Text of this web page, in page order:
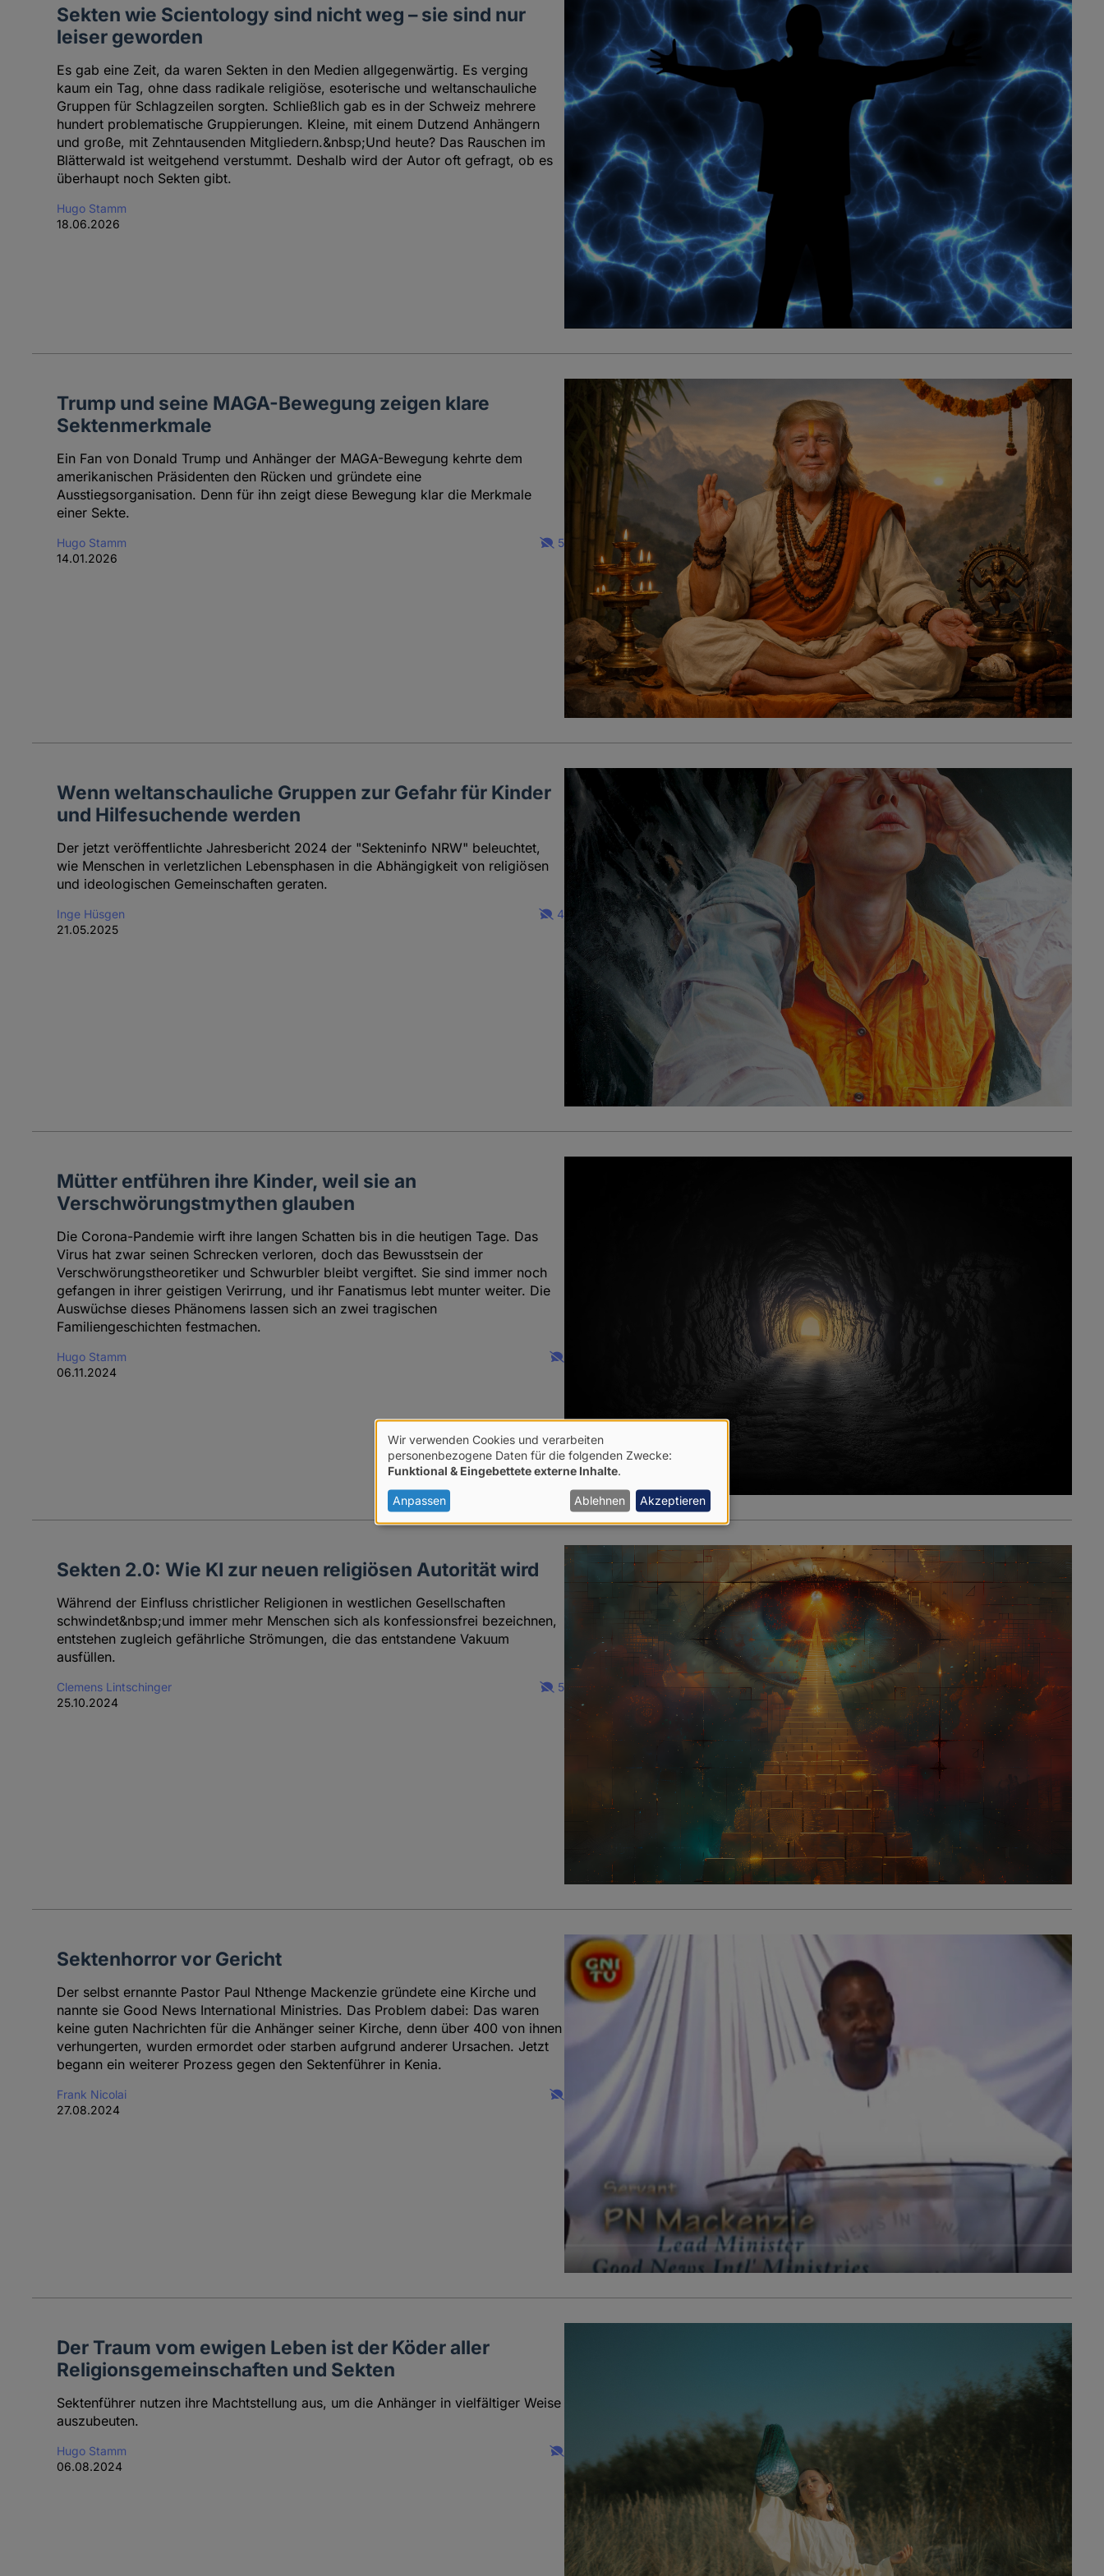
Sekten wie Scientology sind nicht weg – sie sind nur
leiser geworden
Es gab eine Zeit, da waren Sekten in den Medien allgegenwärtig. Es verging
kaum ein Tag, ohne dass radikale religiöse, esoterische und weltanschauliche
Gruppen für Schlagzeilen sorgten. Schließlich gab es in der Schweiz mehrere
hundert problematische Gruppierungen. Kleine, mit einem Dutzend Anhängern
und große, mit Zehntausenden Mitgliedern.&nbsp;Und heute? Das Rauschen im
Blätterwald ist weitgehend verstummt. Deshalb wird der Autor oft gefragt, ob es
überhaupt noch Sekten gibt.
Hugo Stamm
18.06.2026
Trump und seine MAGA-Bewegung zeigen klare
Sektenmerkmale
Ein Fan von Donald Trump und Anhänger der MAGA-Bewegung kehrte dem
amerikanischen Präsidenten den Rücken und gründete eine
Ausstiegsorganisation. Denn für ihn zeigt diese Bewegung klar die Merkmale
einer Sekte.
Hugo Stamm
14.01.2026
5
Wenn weltanschauliche Gruppen zur Gefahr für Kinder
und Hilfesuchende werden
Der jetzt veröffentlichte Jahresbericht 2024 der "Sekteninfo NRW" beleuchtet,
wie Menschen in verletzlichen Lebensphasen in die Abhängigkeit von religiösen
und ideologischen Gemeinschaften geraten.
Inge Hüsgen
21.05.2025
4
Mütter entführen ihre Kinder, weil sie an
Verschwörungstmythen glauben
Die Corona-Pandemie wirft ihre langen Schatten bis in die heutigen Tage. Das
Virus hat zwar seinen Schrecken verloren, doch das Bewusstsein der
Verschwörungstheoretiker und Schwurbler bleibt vergiftet. Sie sind immer noch
gefangen in ihrer geistigen Verirrung, und ihr Fanatismus lebt munter weiter. Die
Auswüchse dieses Phänomens lassen sich an zwei tragischen
Familiengeschichten festmachen.
Hugo Stamm
06.11.2024
Sekten 2.0: Wie KI zur neuen religiösen Autorität wird
Während der Einfluss christlicher Religionen in westlichen Gesellschaften
schwindet&nbsp;und immer mehr Menschen sich als konfessionsfrei bezeichnen,
entstehen zugleich gefährliche Strömungen, die das entstandene Vakuum
ausfüllen.
Clemens Lintschinger
25.10.2024
5
Sektenhorror vor Gericht
Der selbst ernannte Pastor Paul Nthenge Mackenzie gründete eine Kirche und
nannte sie Good News International Ministries. Das Problem dabei: Das waren
keine guten Nachrichten für die Anhänger seiner Kirche, denn über 400 von ihnen
verhungerten, wurden ermordet oder starben aufgrund anderer Ursachen. Jetzt
begann ein weiterer Prozess gegen den Sektenführer in Kenia.
Frank Nicolai
27.08.2024
Der Traum vom ewigen Leben ist der Köder aller
Religionsgemeinschaften und Sekten
Sektenführer nutzen ihre Machtstellung aus, um die Anhänger in vielfältiger Weise
auszubeuten.
Hugo Stamm
06.08.2024
Verwendung
von
personenbezogenen
Daten
Cookies
Wir verwenden Cookies und verarbeiten
personenbezogene Daten für die folgenden Zwecke:
Funktional & Eingebettete externe Inhalte
Anpassen Ablehnen Akzeptieren